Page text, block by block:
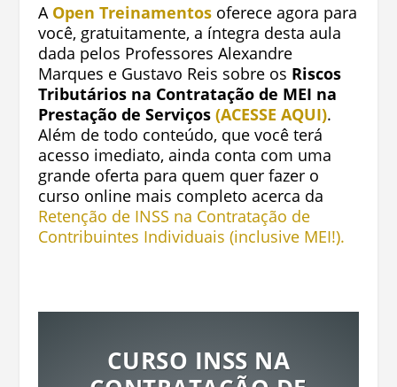
A Open Treinamentosoferece agora para
você, gratuitamente, a íntegra desta aula
dada pelos Professores Alexandre
Marques e Gustavo Reis sobre os Riscos
Tributários na Contratação de MEI na
Prestação de Serviços (ACESSE AQUI).
Além de todo conteúdo, que você terá
acesso imediato, ainda conta com uma
grande oferta para quem quer fazer o
curso online mais completo acerca da
Retenção de INSS na Contratação de
Contribuintes Individuais (inclusive MEI!).
CURSO INSS NA